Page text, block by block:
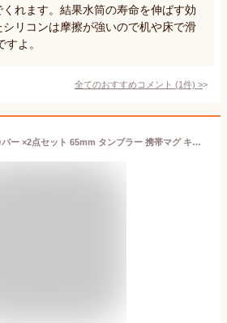
くれます。結果水筒の寿命を伸ばす効
リコンは摩擦が強いので机や床で滑
よ。
全てのおすすめコメント (1件) >
水筒 底 シリコン カバー ×2点セット 65mm タンブラー 携帯マグ キャップ 保護カバー 静音 傷防止 滑り止め 5色 ルージュレッド パステルパープル アボカドグリーン クリア ライトブルー 6.5cm